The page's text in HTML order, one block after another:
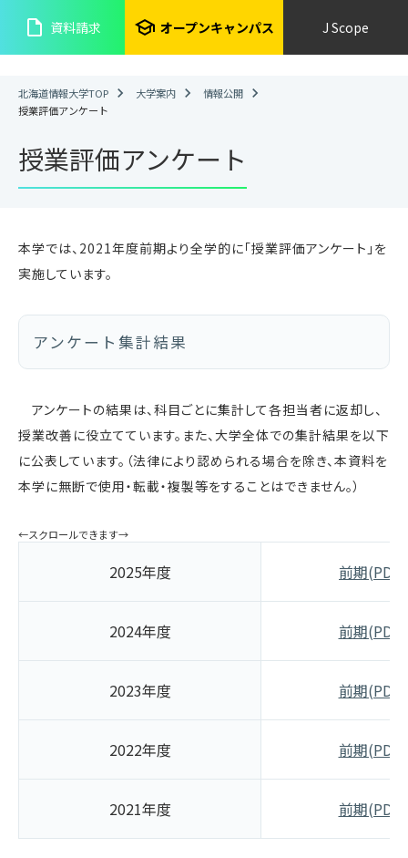
insert_drive_file 資料請求 school オープンキャンパス J Scope
北海道情報大学TOP 大学案内
情報公開
授業評価アンケート
授業評価アンケート
本学では、2021年度前期より全学的に「授業評価アンケート」を
実施しています。
アンケート集計結果
アンケートの結果は、科目ごとに集計して各担当者に返却し、
授業改善に役立てています。また、大学全体での集計結果を以下
に公表しています。（法律により認められる場合を除き、本資料を
本学に無断で使用・転載・複製等をすることはできません。）
2025年度 前期(PDF)
2024年度 前期(PDF)
2023年度 前期(PDF)
2022年度 前期(PDF)
2021年度 前期(PDF)